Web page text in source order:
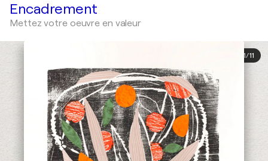
Encadrement
Mettez votre oeuvre en valeur
1/11